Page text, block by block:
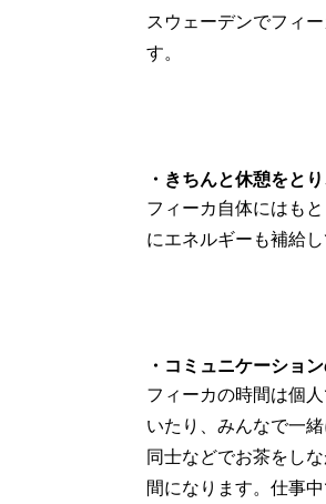
スウェーデンでフィ
す。
・きちんと休憩をと
フィーカ自体にはも
にエネルギーも補給
・コミュニケーショ
フィーカの時間は個
いたり、みんなで一
同士などでお茶をし
間になります。仕事